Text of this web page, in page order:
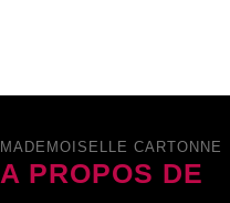
MADEMOISELLE CARTONNE
A PROPOS DE